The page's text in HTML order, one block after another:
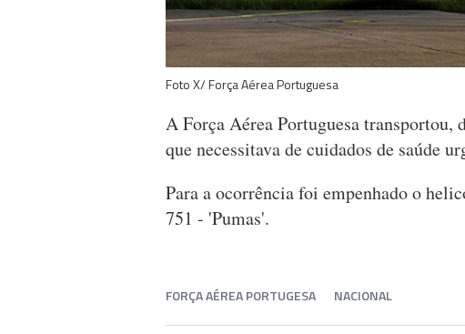
Foto X/ Força Aérea Portuguesa
A Força Aérea Portuguesa transportou,
que necessitava de cuidados de saúde
Para a ocorrência foi empenhado o
751 - 'Pumas'.
FORÇA AÉREA PORTUGESA NACIONAL